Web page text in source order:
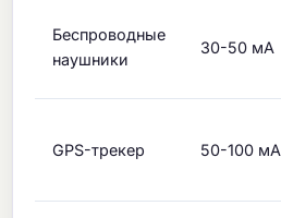
Беспроводные
наушники
30-50 мА
GPS-трекер 50-100 мА